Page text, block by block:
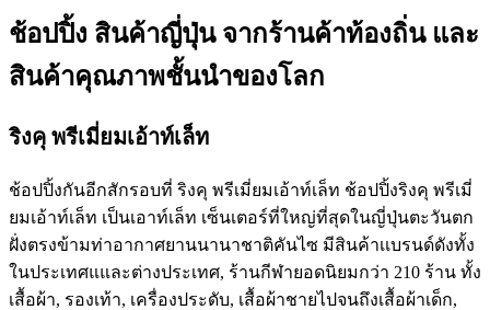
ช้อปปิ้ง สินค้าญี่ปุ่น จากร้านค้าท้องถิ่น และ
สินค้าคุณภาพชั้นนำของโลก
ริงคุ พรีเมี่ยมเอ้าท์เล็ท
ช้อปปิ้งกันอีกสักรอบที่ ริงคุ พรีเมี่ยมเอ้าท์เล็ท ช้อปปิ้งริงคุ พรีเมี่
ยมเอ้าท์เล็ท เป็นเอาท์เล็ท เซ็นเตอร์ที่ใหญ่ที่สุดในญี่ปุ่นตะวันตก
ฝั่งตรงข้ามท่าอากาศยานนานาชาติคันไซ มีสินค้าเเบรนด์ดังทั้ง
ในประเทศแและต่างประเทศ, ร้านกีฬายอดนิยมกว่า 210 ร้าน ทั้ง
เสื้อผ้า, รองเท้า, เครื่องประดับ, เสื้อผ้าชายไปจนถึงเสื้อผ้าเด็ก,